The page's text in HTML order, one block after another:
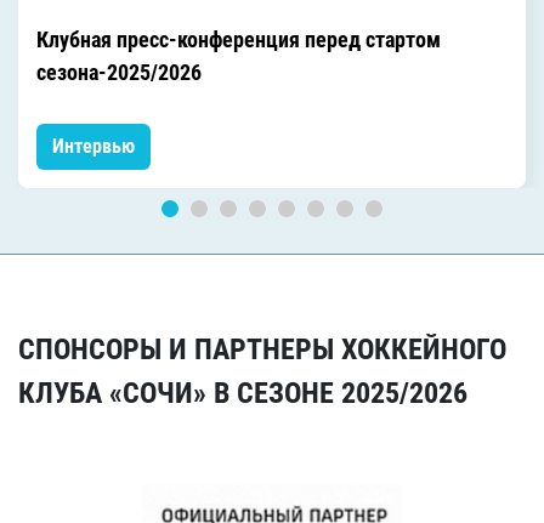
Клубная пресс-конференция перед стартом
сезона-2025/2026
Интервью
СПОНСОРЫ И ПАРТНЕРЫ ХОККЕЙНОГО
КЛУБА «СОЧИ» В СЕЗОНЕ 2025/2026